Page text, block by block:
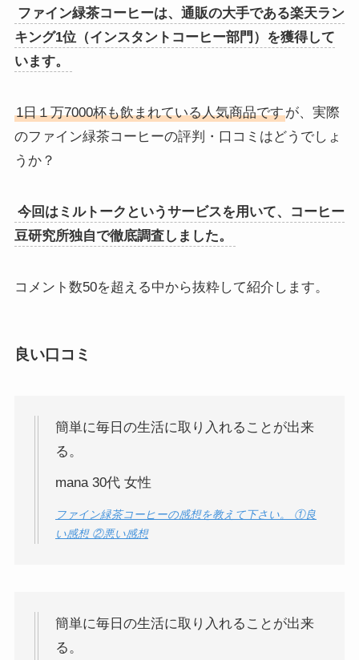
ファイン緑茶コーヒーは、通販の大手である楽天ラン
キング1位（インスタントコーヒー部門）を獲得して
います。
1日１万7000杯も飲まれている人気商品ですが、実際
のファイン緑茶コーヒーの評判・口コミはどうでしょ
うか？
今回はミルトークというサービスを用いて、コーヒー
豆研究所独自で徹底調査しました。
コメント数50を超える中から抜粋して紹介します。
良い口コミ
簡単に毎日の生活に取り入れることが出来
る。
mana 30代 女性
ファイン緑茶コーヒーの感想を教えて下さい。 ①良
い感想 ②悪い感想
簡単に毎日の生活に取り入れることが出来
る。